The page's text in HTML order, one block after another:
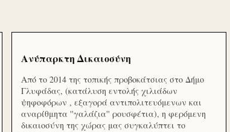
Ανύπαρκτη Δικαιοσύνη
Από το 2014 της τοπικής προβοκάτσιας στο Δήμο
Γλυφάδας, (κατάλυση εντολής χιλιάδων
ψηφοφόρων , εξαγορά αντιπολιτευόμενων και
αναρίθμητα ''γαλάζια'' ρουσφέτια), η φερόμενη
δικαιοσύνη της χώρας μας συγκαλύπτει το